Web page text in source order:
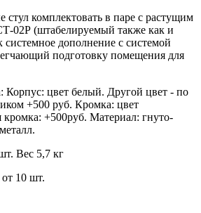
стул комплектовать в паре с растущим
02Р (штабелируемый также как и
системное дополнение с системой
подготовку помещения для
Корпус: цвет белый. Другой цвет - по
+500 руб. Кромка: цвет
+500руб. Материал: гнуто-
Вес 5,7 кг
10 шт.